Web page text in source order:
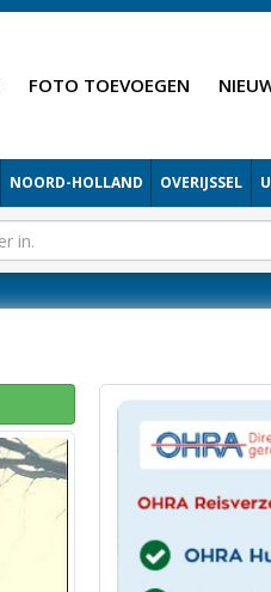
FOTO TOEVOEGEN
NOORD-HOLLAND OVERIJSSEL